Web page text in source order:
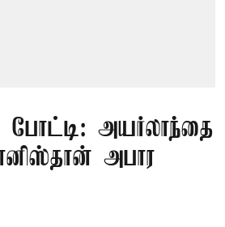
போட்டி: அயர்லாந்தை
அபார